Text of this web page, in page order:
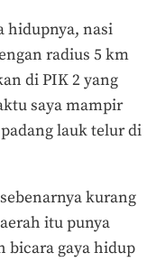
hidupnya, nasi
radius 5 km
di PIK 2 yang
saya mampir
lauk telur di
kurang
itu punya
bicara gaya hidup